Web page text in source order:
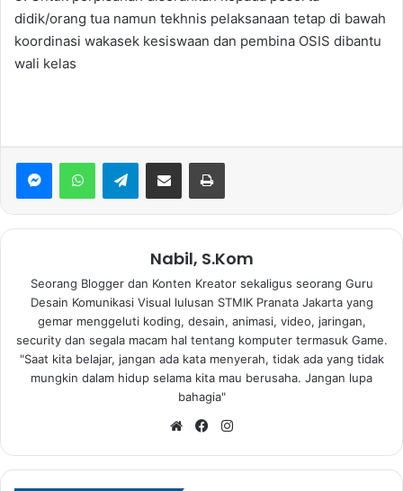
didik/orang tua namun tekhnis pelaksanaan tetap di bawah
koordinasi wakasek kesiswaan dan pembina OSIS dibantu
wali kelas
WhatsAppTelegramBagikan via Email Print
Nabil, S.Kom
Seorang Blogger dan Konten Kreator sekaligus seorang Guru
Desain Komunikasi Visual lulusan STMIK Pranata Jakarta yang
gemar menggeluti koding, desain, animasi, video, jaringan,
security dan segala macam hal tentang komputer termasuk Game.
"Saat kita belajar, jangan ada kata menyerah, tidak ada yang tidak
mungkin dalam hidup selama kita mau berusaha. Jangan lupa
bahagia"
WebsiteFacebook